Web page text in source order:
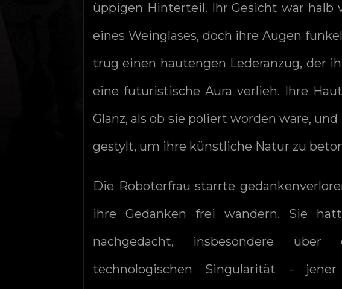
üppigen Hinterteil. Ihr Gesicht war halb
eines Weinglases, doch ihre Augen
trug einen hautengen Lederanzug, der
eine futuristische Aura verlieh. Ihre
Glanz, als ob sie poliert worden wäre,
gestylt, um ihre künstliche Natur zu
Die Roboterfrau starrte
ihre Gedanken frei wandern. Sie
nachgedacht, insbesondere
technologischen Singularität -